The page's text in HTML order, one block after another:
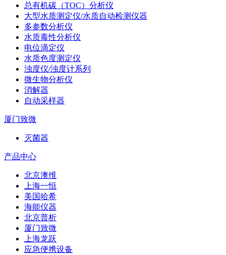
总有机碳（TOC）分析仪
大型水质测定仪/水质自动检测仪器
多参数分析仪
水质毒性分析仪
电位滴定仪
水质色度测定仪
浊度仪/浊度计系列
微生物分析仪
消解器
自动采样器
厦门致微
灭菌器
产品中心
北京澳维
上海一恒
美国哈希
海能仪器
北京普析
厦门致微
上海龙跃
应急便携设备